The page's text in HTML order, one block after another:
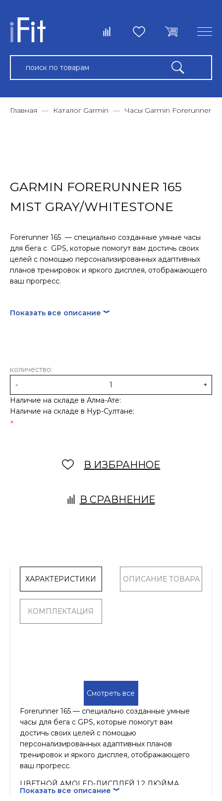
Главная Каталог Garmin Часы Garmin Forerunner
GARMIN FORERUNNER 165
MIST GRAY/WHITESTONE
Forerunner 165 — специально созданные умные часы
для бега с GPS, которые помогут вам достичь своих
целей с помощью персонализированных адаптивных
планов тренировок и яркого дисплея, отображающего
ваш прогресс.
Показать все описание ︾
количество:
-
+
Наличие на складе в Алма-Ате:
Наличие на складе в Нур-Султане:
В ИЗБРАННОЕ
В СРАВНЕНИЕ
ХАРАКТЕРИСТИКИ ОПИСАНИЕ ТОВАРА
КОМПЛЕКТАЦИЯ
Смотреть все
Forerunner 165 — специально созданные умные
часы для бега с GPS, которые помогут вам
достичь своих целей с помощью
персонализированных адаптивных планов
тренировок и яркого дисплея, отображающего
ваш прогресс.
ЦВЕТНОЙ AMOLED-ДИСПЛЕЙ 1,2 ДЮЙМА
Показать все описание ︾